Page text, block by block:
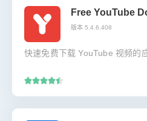
Free YouTube
版本 5.4.6.408
快速免费下载 YouTube 视频的